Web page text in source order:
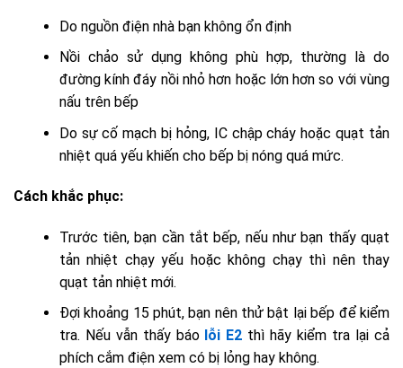
Do nguồn điện nhà bạn không ổn định
Nồi chảo sử dụng không phù hợp, thường là do
đường kính đáy nồi nhỏ hơn hoặc lớn hơn so với vùng
nấu trên bếp
Do sự cố mạch bị hỏng, IC chập cháy hoặc quạt tản
nhiệt quá yếu khiến cho bếp bị nóng quá mức.
Cách khắc phục:
Trước tiên, bạn cần tắt bếp, nếu như bạn thấy quạt
tản nhiệt chạy yếu hoặc không chạy thì nên thay
quạt tản nhiệt mới.
Đợi khoảng 15 phút, bạn nên thử bật lại bếp để kiểm
tra. Nếu vẫn thấy báo lỗi E2 thì hãy kiểm tra lại cả
phích cắm điện xem có bị lỏng hay không.